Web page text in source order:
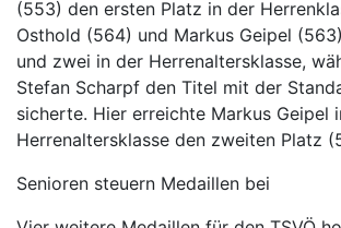
(553) den ersten Platz in der
Osthold (564) und Markus Geipel
und zwei in der Herrenaltersklasse,
Stefan Scharpf den Titel mit der
sicherte. Hier erreichte Markus Geipel
Herrenaltersklasse den zweiten Platz
Senioren steuern Medaillen bei